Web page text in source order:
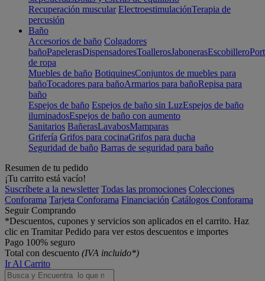
Recuperación muscular ElectroestimulaciónTerapia de
percusión
Baño
Accesorios de baño Colgadores
bañoPapelerasDispensadoresToallerosJabonerasEscobillero
de ropa
Muebles de baño BotiquinesConjuntos de muebles para
bañoTocadores para bañoArmarios para bañoRepisa para
baño
Espejos de baño Espejos de baño sin LuzEspejos de baño
iluminadosEspejos de baño con aumento
Sanitarios BañerasLavabosMamparas
Grifería Grifos para cocinaGrifos para ducha
Seguridad de baño Barras de seguridad para baño
Resumen de tu pedido
¡Tu carrito está vacío!
Suscríbete a la newsletter Todas las promociones Colecciones
Conforama Tarjeta Conforama Financiación Catálogos Conforama
Seguir Comprando
*Descuentos, cupones y servicios son aplicados en el carrito. Haz
clic en Tramitar Pedido para ver estos descuentos e importes
Pago 100% seguro
Total con descuento (IVA incluido*)
Ir Al Carrito